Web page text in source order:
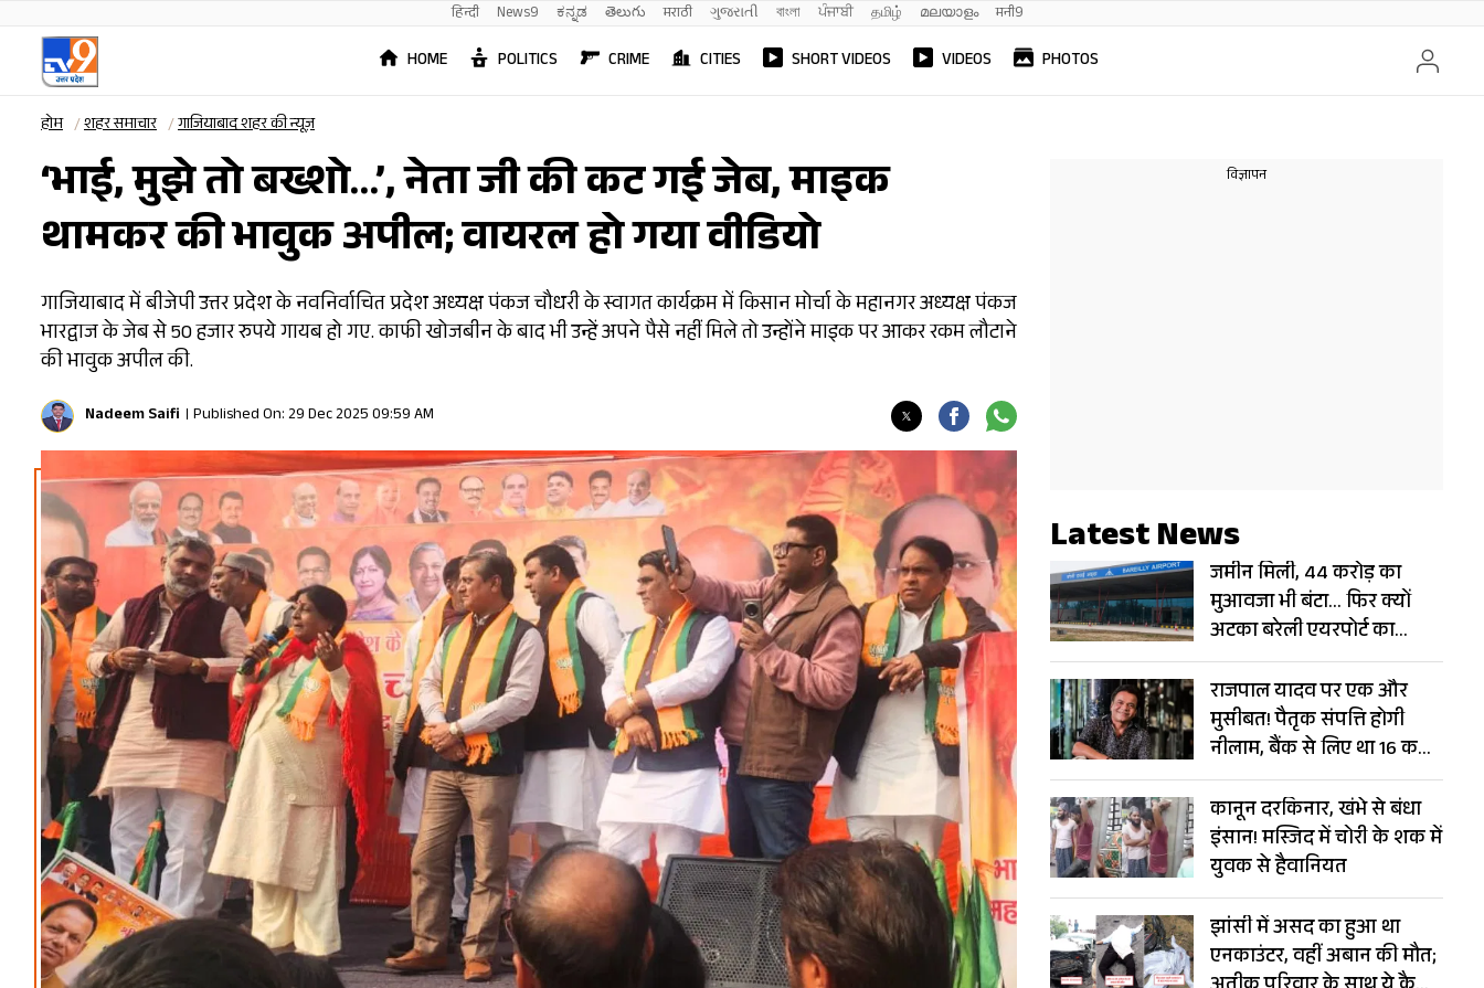
हिन्दी News9 ಕನ್ನಡ తెలుగు मराठी ગુજરાતી বাংলা ਪੰਜਾਬੀ தமிழ் മലയാളം मनी9
HOME POLITICS CRIME CITIES SHORT VIDEOS VIDEOS PHOTOS
होम शहर समाचार गाजियाबाद शहर की न्यूज़
‘भाई, मुझे तो बख्शो…’, नेता जी की कट गई जेब, माइक
थामकर की भावुक अपील; वायरल हो गया वीडियो
गाजियाबाद में बीजेपी उत्तर प्रदेश के नवनिर्वाचित प्रदेश अध्यक्ष पंकज चौधरी के स्वागत कार्यक्रम में किसान मोर्चा के महानगर अध्यक्ष पंकज
भारद्वाज के जेब से 50 हजार रुपये गायब हो गए. काफी खोजबीन के बाद भी उन्हें अपने पैसे नहीं मिले तो उन्होंने माइक पर आकर रकम लौटाने
की भावुक अपील की.
Nadeem Saifi Published On: 29 Dec 2025 09:59 AM
Latest News
जमीन मिली, 44 करोड़ का
मुआवजा भी बंटा… फिर क्यों
अटका बरेली एयरपोर्ट का
विस्तार?
राजपाल यादव पर एक और
मुसीबत! पैतृक संपत्ति होगी
नीलाम, बैंक से लिए था 16 करोड़
का लोन
कानून दरकिनार, खंभे से बंधा
इंसान! मस्जिद में चोरी के शक में
युवक से हैवानियत
झांसी में असद का हुआ था
एनकाउंटर, वहीं अबान की मौत;